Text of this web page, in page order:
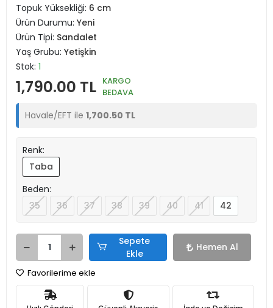
Topuk Yüksekliği: 6 cm
Ürün Durumu: Yeni
Ürün Tipi: Sandalet
Yaş Grubu: Yetişkin
Stok: 1
1,790.00 TL KARGO
BEDAVA
Havale/EFT ile 1,700.50 TL
Renk:
Taba
Beden:
35
36 37 38 39 40 41 42
Sepete
Ekle
Hemen Al
Favorilerime ekle